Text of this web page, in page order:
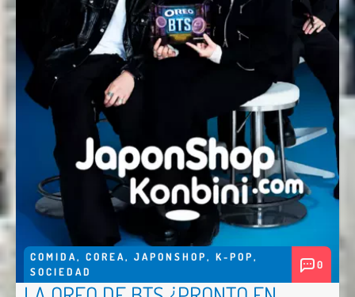
COMIDA, COREA, JAPONSHOP, K-POP,
SOCIEDAD
0
Enviar